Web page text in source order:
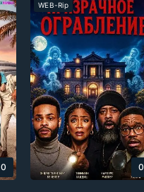
0
WEB-Rip
0